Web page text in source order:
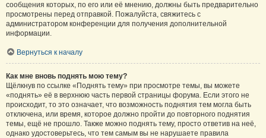
сообщения которых, по его или её мнению, должны быть предварительно
просмотрены перед отправкой. Пожалуйста, свяжитесь с
администратором конференции для получения дополнительной
информации.
Вернуться к началу
Как мне вновь поднять мою тему?
Щёлкнув по ссылке «Поднять тему» при просмотре темы, вы можете
«поднять» её в верхнюю часть первой страницы форума. Если этого не
происходит, то это означает, что возможность поднятия тем могла быть
отключена, или время, которое должно пройти до повторного поднятия
темы, ещё не прошло. Также можно поднять тему, просто ответив на неё,
однако удостоверьтесь, что тем самым вы не нарушаете правила